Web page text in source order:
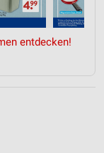
entdecken!